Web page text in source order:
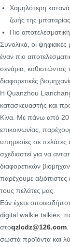
Χαμηλότερη
ζωής της μπαταρίας
Πιο
Συνολικά, οι
έναν πιο
σενάρια, καθιστώντας
διαφορετικές
Η Quanzhou
κατασκευαστής και
Κίνα. Με πάνω από 20
επικοινωνίας,
υπηρεσίες σε
σχεδιαστεί για να
διαφορετικών
παρέχουμε αξιόπιστες
τους πελάτες μας.
Εάν έχετε
digital walkie talkies,
στοqzlcdz@126.com
σωστά προϊόντα και